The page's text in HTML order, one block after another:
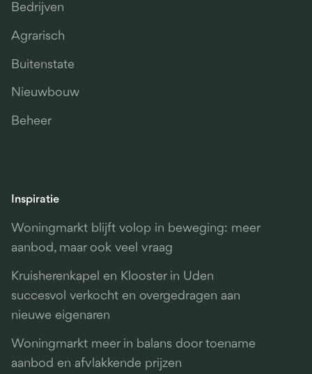
Bedrijven
Agrarisch
Buitenstate
Nieuwbouw
Beheer
Inspiratie
Woningmarkt blijft volop in beweging: meer
aanbod, maar ook veel vraag
Kruisherenkapel en Klooster in Uden
succesvol verkocht en overgedragen aan
nieuwe eigenaren
Woningmarkt meer in balans door toename
aanbod en afvlakkende prijzen